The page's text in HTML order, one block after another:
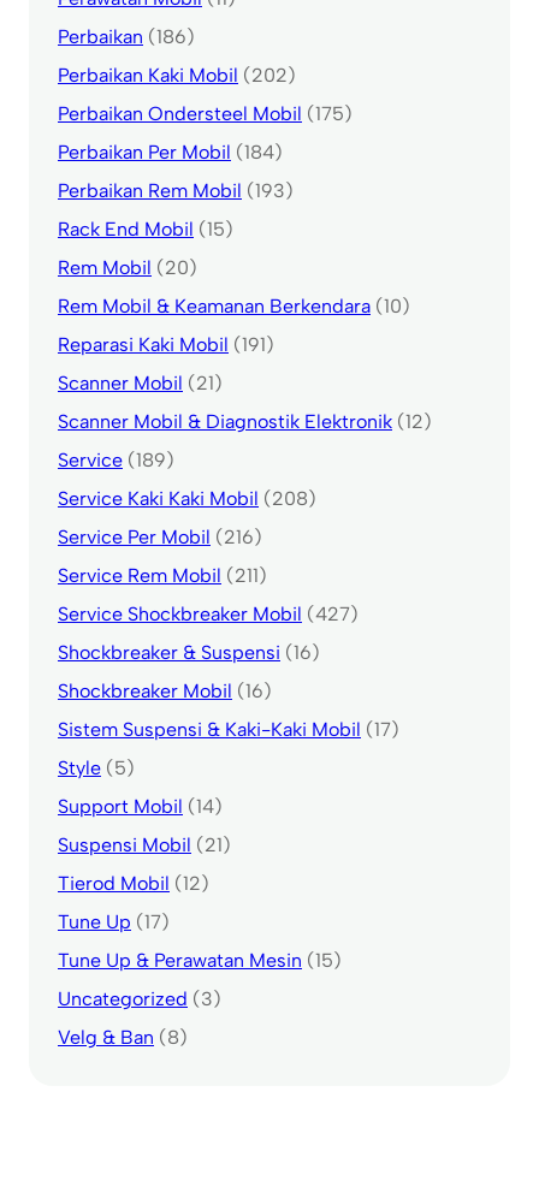
Perbaikan (186)
Perbaikan Kaki Mobil (202)
Perbaikan Ondersteel Mobil (175)
Perbaikan Per Mobil (184)
Perbaikan Rem Mobil (193)
Rack End Mobil (15)
Rem Mobil (20)
Rem Mobil & Keamanan Berkendara (10)
Reparasi Kaki Mobil (191)
Scanner Mobil (21)
Scanner Mobil & Diagnostik Elektronik (12)
Service (189)
Service Kaki Kaki Mobil (208)
Service Per Mobil (216)
Service Rem Mobil (211)
Service Shockbreaker Mobil (427)
Shockbreaker & Suspensi (16)
Shockbreaker Mobil (16)
Sistem Suspensi & Kaki-Kaki Mobil (17)
Style (5)
Support Mobil (14)
Suspensi Mobil (21)
Tierod Mobil (12)
Tune Up (17)
Tune Up & Perawatan Mesin (15)
Uncategorized (3)
Velg & Ban (8)